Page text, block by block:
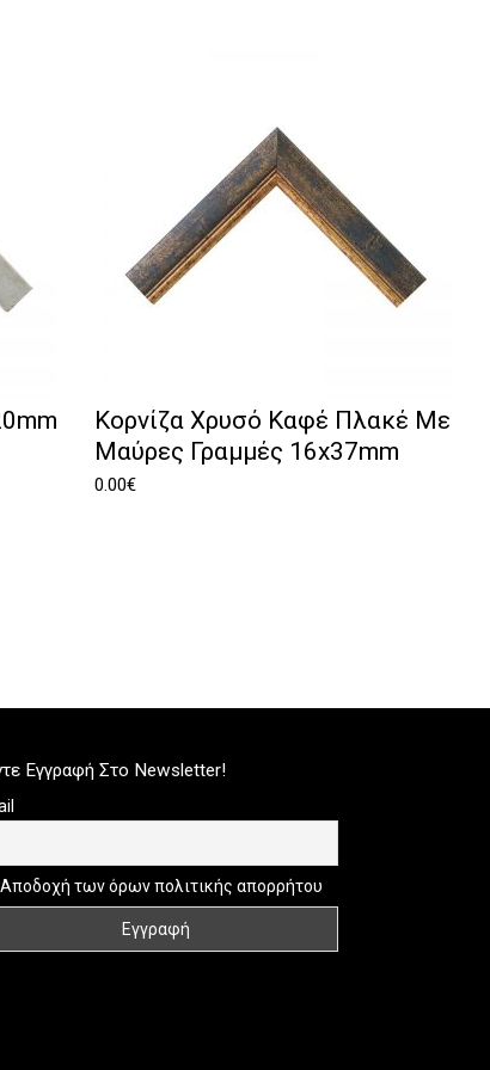
Κορνίζα Χρυσό Καφέ Πλακέ Με
Μαύρες Γραμμές 16x37mm
0.00€
Εγγραφή Στο Newsletter!
Αποδοχή των όρων πολιτικής απορρήτου